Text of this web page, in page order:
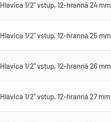
Hlavica 1/2" vstup, 12-hranná 24 mm
Hlavica 1/2" vstup, 12-hranná 25 mm
Hlavica 1/2" vstup, 12-hranná 26 mm
Hlavica 1/2" vstup, 12-hranná 27 mm